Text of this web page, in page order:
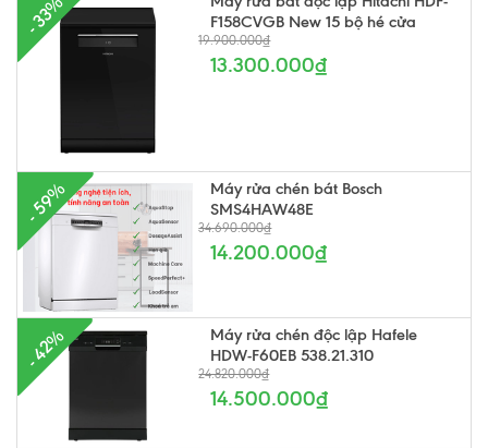
- 33%
F158CVGB New 15 bộ hé cửa
19.900.000₫
13.300.000₫
- 59%
Máy rửa chén bát Bosch
SMS4HAW48E
34.690.000₫
14.200.000₫
- 42%
Máy rửa chén độc lập Hafele
HDW-F60EB 538.21.310
24.820.000₫
14.500.000₫